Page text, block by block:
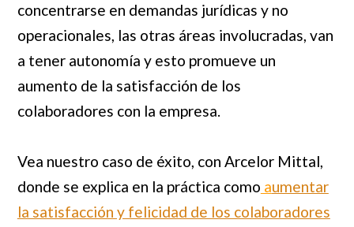
concentrarse en demandas jurídicas y no
operacionales, las otras áreas involucradas, van
a tener autonomía y esto promueve un
aumento de la satisfacción de los
colaboradores con la empresa.
Vea nuestro caso de éxito, con Arcelor Mittal,
donde se explica en la práctica como aumentar
la satisfacción y felicidad de los colaboradores